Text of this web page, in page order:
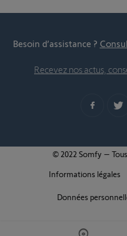
Besoin d’assistance ?
Recevez nos actus,
© 2022 Somfy –
Informations légales
Données